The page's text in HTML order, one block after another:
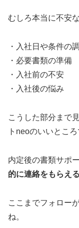
むしろ本当に不安
・入社日や条件の
・必要書類の準備
・入社前の不安
・入社後の悩み
こうした部分まで
トneoのいいところ
内定後の書類サポ
的に連絡をもらえる
ここまでフォロー
ね。